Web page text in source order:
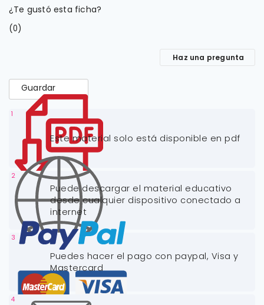
¿Te gustó esta ficha?
(0)
Haz una pregunta
Guardar
1
Este material solo está disponible en pdf
2
Puede descargar el material educativo
desde cualquier dispositivo conectado a
internet
3
Puedes hacer el pago con paypal, Visa y
Mastercard
4